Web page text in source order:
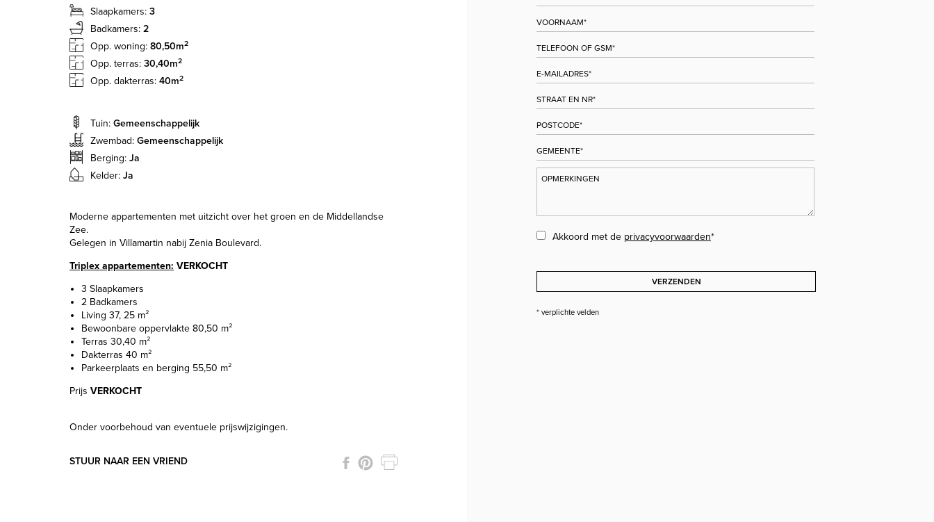
Slaapkamers: 3
Badkamers: 2
Opp. woning: 80,50m2
Opp. terras: 30,40m2
Opp. dakterras: 40m2
Tuin: Gemeenschappelijk
Zwembad: Gemeenschappelijk
Berging: Ja
Kelder: Ja
Moderne appartementen met uitzicht over het groen en de Middellandse
Zee.
Gelegen in Villamartin nabij Zenia Boulevard.
Triplex appartementen: VERKOCHT
3 Slaapkamers
2 Badkamers
Living 37, 25 m²
Bewoonbare oppervlakte 80,50 m²
Terras 30,40 m²
Dakterras 40 m²
Parkeerplaats en berging 55,50 m²
Prijs VERKOCHT
Onder voorbehoud van eventuele prijswijzigingen.
STUUR NAAR EEN VRIEND
Akkoord met de privacyvoorwaarden*
VERZENDEN
* verplichte velden